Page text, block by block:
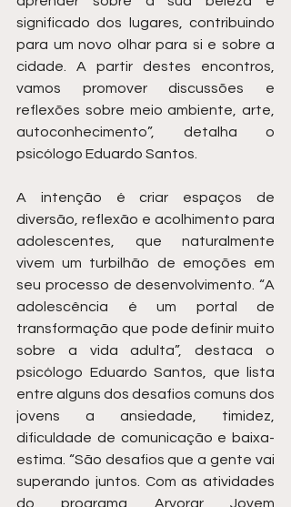
significado dos lugares, contribuindo
para um novo olhar para si e sobre a
cidade. A partir destes encontros,
vamos promover discussões e
reflexões sobre meio ambiente, arte,
autoconhecimento”, detalha o
psicólogo Eduardo Santos.
A intenção é criar espaços de
diversão, reflexão e acolhimento para
adolescentes, que naturalmente
vivem um turbilhão de emoções em
seu processo de desenvolvimento. “A
adolescência é um portal de
transformação que pode definir muito
sobre a vida adulta”, destaca o
psicólogo Eduardo Santos, que lista
entre alguns dos desafios comuns dos
jovens a ansiedade, timidez,
dificuldade de comunicação e baixa-
estima. “São desafios que a gente vai
superando juntos. Com as atividades
do programa Arvorar Jovem